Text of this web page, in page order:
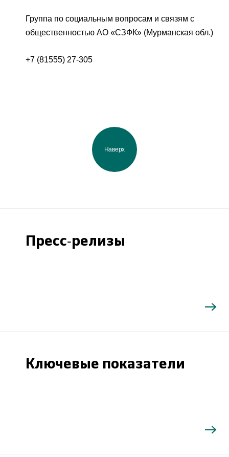
Группа по социальным вопросам и связям с
общественностью АО «СЗФК» (Мурманская обл.)
+7 (81555) 27-305
Наверх
Пресс-релизы
Ключевые показатели